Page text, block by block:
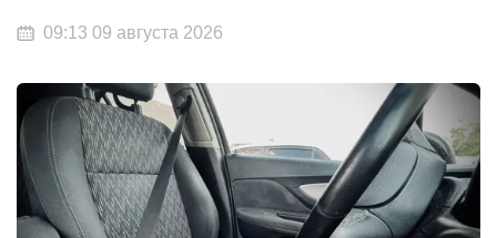
09:13 09 августа 2026